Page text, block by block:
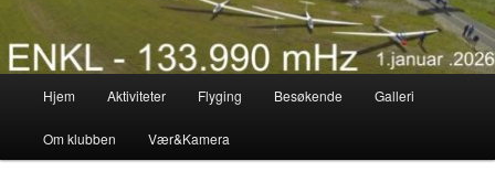
Hjem Aktiviteter Flyging Besøkende Galleri
Om klubben Vær&Kamera